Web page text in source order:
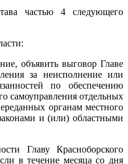
частью 4 следующего
объявить выговор Главе
за неисполнение или
по обеспечению
самоуправления отдельных
органам местного
и (или) областными
Главу Красноборского
в течение месяца со дня